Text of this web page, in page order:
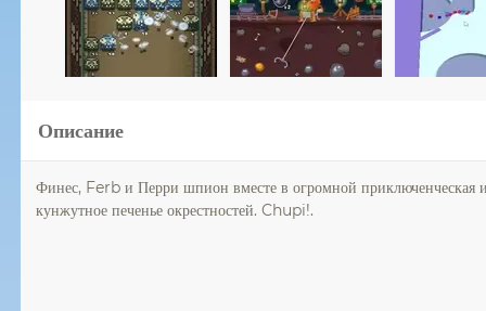
Описание
Финес, Ferb и Перри шпион вместе в огромной приключенческая
кунжутное печенье окрестностей. Chupi!.